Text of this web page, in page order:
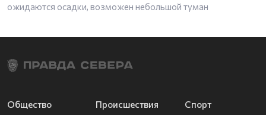
ожидаются осадки, возможен небольшой туман
Общество
Происшествия
Спорт